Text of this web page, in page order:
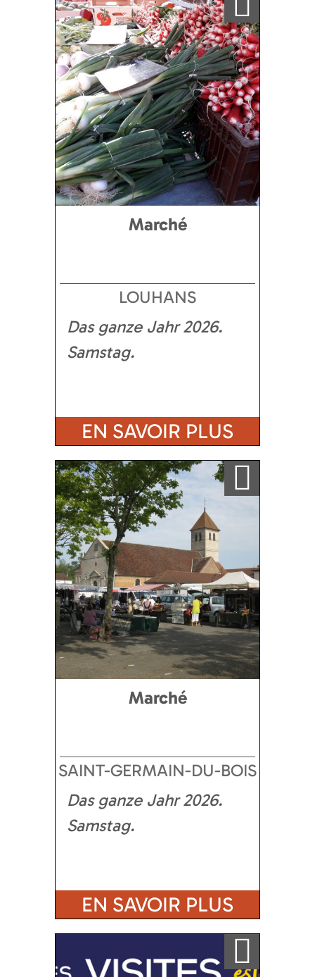
Marché
LOUHANS
Das ganze Jahr2026
Samstag
EN SAVOIR PLUS
Ajouter a ma sélection
Marché
SAINT-GERMAIN-DU-BOIS
Das ganze Jahr2026
Samstag
EN SAVOIR PLUS
Ajouter a ma sélection